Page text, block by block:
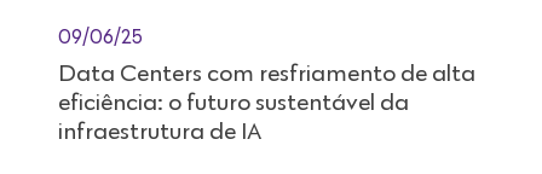
09/06/25
Data Centers com resfriamento de alta
eficiência: o futuro sustentável da
infraestrutura de IA